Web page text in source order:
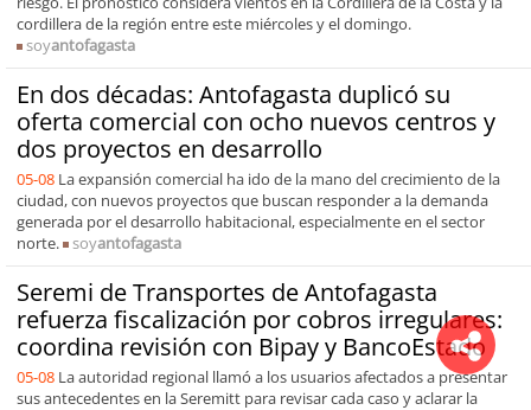
cordillera de la región entre este miércoles y el domingo.
soyantofagasta
En dos décadas: Antofagasta duplicó su
oferta comercial con ocho nuevos centros y
dos proyectos en desarrollo
05-08 La expansión comercial ha ido de la mano del crecimiento de la
ciudad, con nuevos proyectos que buscan responder a la demanda
generada por el desarrollo habitacional, especialmente en el sector
norte.
soyantofagasta
Seremi de Transportes de Antofagasta
refuerza fiscalización por cobros irregulares:
coordina revisión con Bipay y BancoEstado
05-08 La autoridad regional llamó a los usuarios afectados a presentar
sus antecedentes en la Seremitt para revisar cada caso y aclarar la